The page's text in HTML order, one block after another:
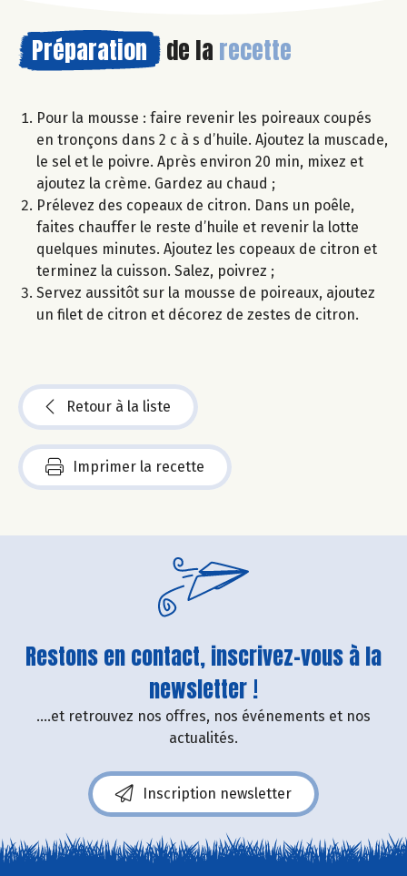
Préparation de la recette
Pour la mousse : faire revenir les poireaux coupés
en tronçons dans 2 c à s d’huile. Ajoutez la muscade,
le sel et le poivre. Après environ 20 min, mixez et
ajoutez la crème. Gardez au chaud ;
Prélevez des copeaux de citron. Dans un poêle,
faites chauffer le reste d’huile et revenir la lotte
quelques minutes. Ajoutez les copeaux de citron et
terminez la cuisson. Salez, poivrez ;
Servez aussitôt sur la mousse de poireaux, ajoutez
un filet de citron et décorez de zestes de citron.
Retour à la liste
Imprimer la recette
Restons en contact, inscrivez-vous à la
newsletter !
....et retrouvez nos offres, nos événements et nos
actualités.
Inscription newsletter